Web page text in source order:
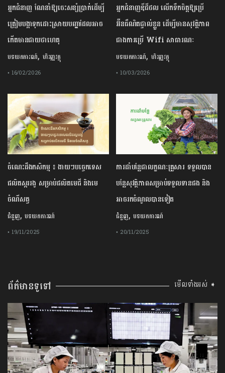
អ្នកជំនាញឌីជីថល លើកទឹកចិត្តឱ្យប្រើ
អ៊ីនធឺណិតផ្ទាល់ខ្លួន ដើម្បីមានសុវត្ថិភាព
ជាងការប្រើ Wifi​ សាធារណៈ
បទយកការណ៍, ហិរញ្ញវត្ថុ
• 10/03/2026
អ្នកជំនាញ ណែនាំឱ្យចេះសន្សំប្រាក់ដើម្បី
ត្រៀមបង្កាទុកដោះស្រាយបញ្ហាដែលអាច
កើតមានជាយថាហេតុ
បទយកការណ៍, ហិរញ្ញវត្ថុ
• 16/02/2026
ការដាំបន្លែជាលក្ខណៈគ្រួសារ ទទួលបាន
បន្លែសុវត្ថិភាពសម្រាប់ទទួលទានផង និង
អាចរកចំណូលបានទៀត
ជំនួញ,បទយកការណ៍
• 20/11/2025
ចំណេះដឹងកសិកម្ម ៖ ងាយៗបច្ចេកទេស
ផលិតស្កររងូ សម្រាប់ផលិតមេជី និងមេ
ចំណីសត្វ
ជំនួញ,បទយកការណ៍
• 19/11/2025
ព័ត៌មានទូទៅ មើលទាំងអស់ ➧